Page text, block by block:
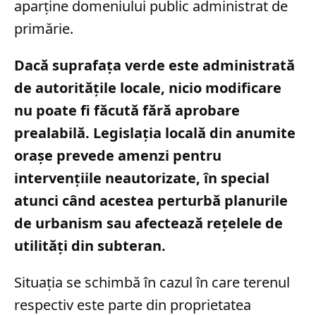
aparține domeniului public administrat de
primărie.
Dacă suprafața verde este administrată
de autoritățile locale, nicio modificare
nu poate fi făcută fără aprobare
prealabilă. Legislația locală din anumite
orașe prevede amenzi pentru
intervențiile neautorizate, în special
atunci când acestea perturbă planurile
de urbanism sau afectează rețelele de
utilități din subteran.
Situația se schimbă în cazul în care terenul
respectiv este parte din proprietatea